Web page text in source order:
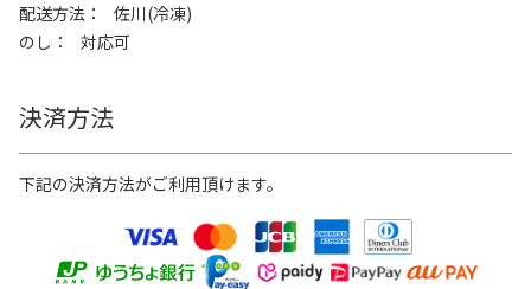
配送方法
佐川(冷凍)
のし
対応可
決済方法
下記の決済方法がご利用頂けます。